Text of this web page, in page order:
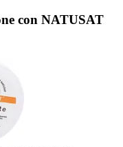
con NATUSAT